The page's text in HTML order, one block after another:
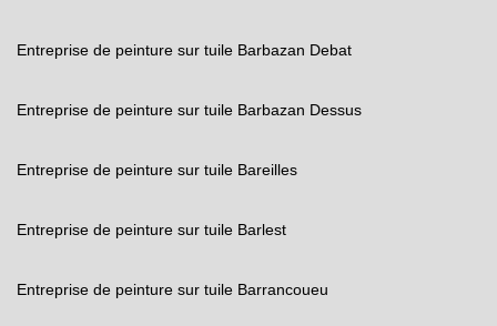
Entreprise de peinture sur tuile Barbazan Debat
Entreprise de peinture sur tuile Barbazan Dessus
Entreprise de peinture sur tuile Bareilles
Entreprise de peinture sur tuile Barlest
Entreprise de peinture sur tuile Barrancoueu